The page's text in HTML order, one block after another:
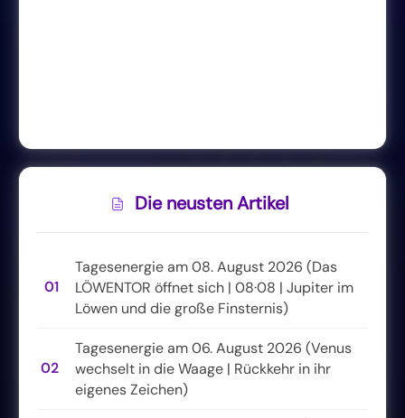
Die neusten Artikel
01
Tagesenergie am 08. August 2026 (Das
LÖWENTOR öffnet sich | 08·08 | Jupiter im
Löwen und die große Finsternis)
02
Tagesenergie am 06. August 2026 (Venus
wechselt in die Waage | Rückkehr in ihr
eigenes Zeichen)